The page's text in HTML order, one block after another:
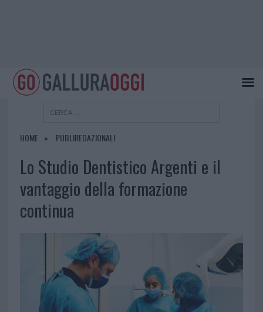
HOME PUBLIREDAZIONALI
Lo Studio Dentistico Argenti e il
vantaggio della formazione
continua